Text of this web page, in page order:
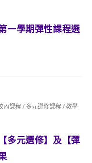
一學期彈性課程選
內課程 / 多元選修課程 /教學
多元選修】及【彈